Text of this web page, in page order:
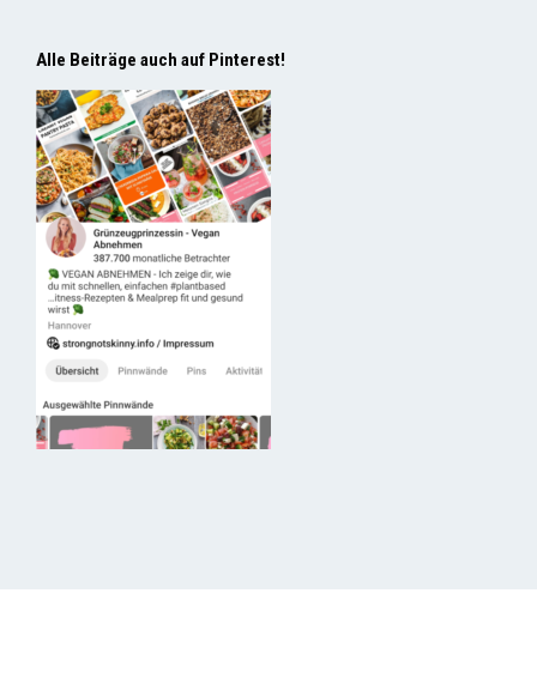
Alle Beiträge auch auf Pinterest!